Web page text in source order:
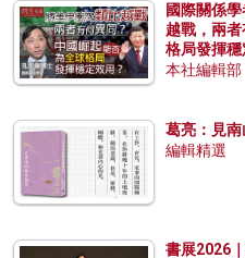
國際關係
越戰，兩
格局發揮穩
本社編輯部
葛亮：見南
編輯精選
書展2026